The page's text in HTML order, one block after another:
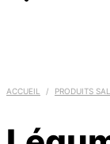
ACCUEIL / PRODUITS